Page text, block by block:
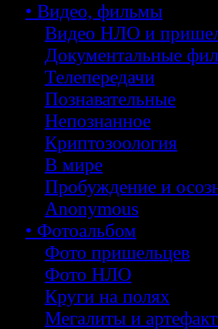
• Видео, фильмы
Видео НЛО и
Документальные
Телепередачи
Познавательные
Непознанное
Криптозоология
В мире
Пробуждение и
Anonymous
• Фотоальбом
Фото пришельцев
Фото НЛО
Круги на полях
Мегалиты и